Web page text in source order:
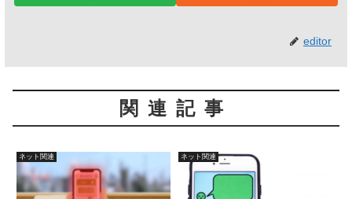
editor
関連記事
ネット関連 ネット関連